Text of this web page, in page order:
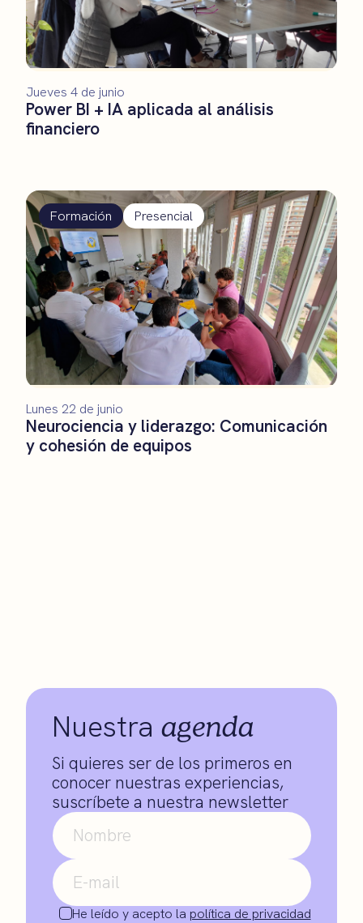
Power BI + IA aplicada al análisis
financiero
Jueves 4 de junio
Formación Presencial
Neurociencia y liderazgo: Comunicación
y cohesión de equipos
Lunes 22 de junio
Nuestra agenda
Si quieres ser de los primeros en
conocer nuestras experiencias,
suscríbete a nuestra newsletter
He leído y acepto la política de privacidad